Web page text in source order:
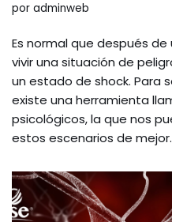
por adminweb
Es normal que después
vivir una situación de
un estado de shock. Para
existe una herramienta
psicológicos, la que nos
estos escenarios de